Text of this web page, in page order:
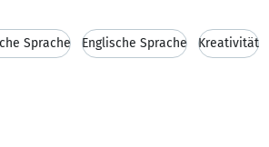
Sprache Englische Sprache Kreativität